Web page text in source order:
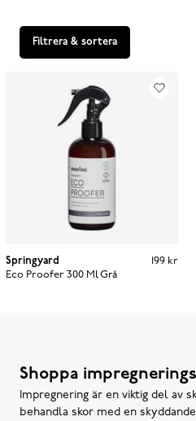
Filtrera & sortera
Springyard
Eco Proofer 300 MlGrå
199 kr
199 kr
Shoppa
Impregnering är en viktig del av
behandla skor med en